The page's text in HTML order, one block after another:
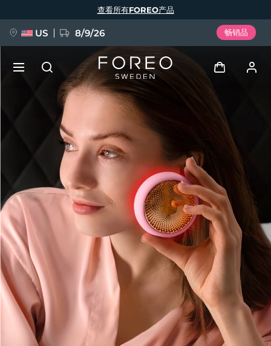
查看所有FOREO产品
US 8/9/26 畅销品
用户信息
我的设备
我的订单
我的地址
我的订阅
FAQ™ Pure Beauty-Tech Elixir
BREAKING NEWS
issa™ Teeth Whitening Set
FAQ™ Dual LED Panel
Deutsch
Español
Français
Italiano
Português
Polski
Svenska
Русский
Türkçe
简体中文 繁體中文
发货国家
美国 预计送达日期 8/9/26
英国 预计送达日期 8/8/26